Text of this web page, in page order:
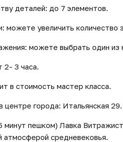
деталей: до 7 элементов.
можете увеличить количество
можете выбрать один из
2- 3 часа.
в стоимость мастер класса.
города: Итальянская 29.
пешком) Лавка
атмосферой средневековья.